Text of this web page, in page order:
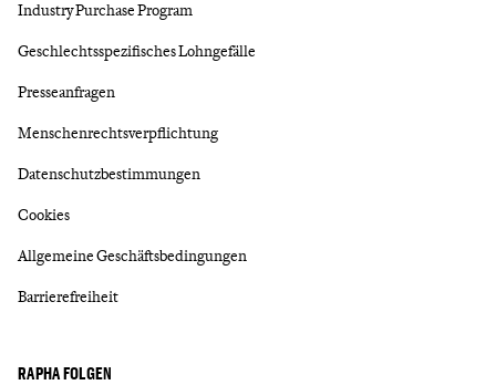
Industry Purchase Program
Geschlechtsspezifisches Lohngefälle
Presseanfragen
Menschenrechtsverpflichtung
Datenschutzbestimmungen
Cookies
Allgemeine Geschäftsbedingungen
Barrierefreiheit
RAPHA FOLGEN